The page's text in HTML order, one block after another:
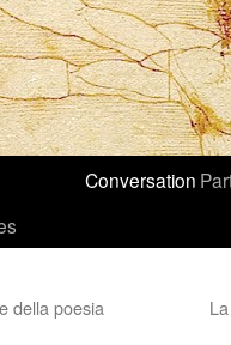
Conversation
della poesia